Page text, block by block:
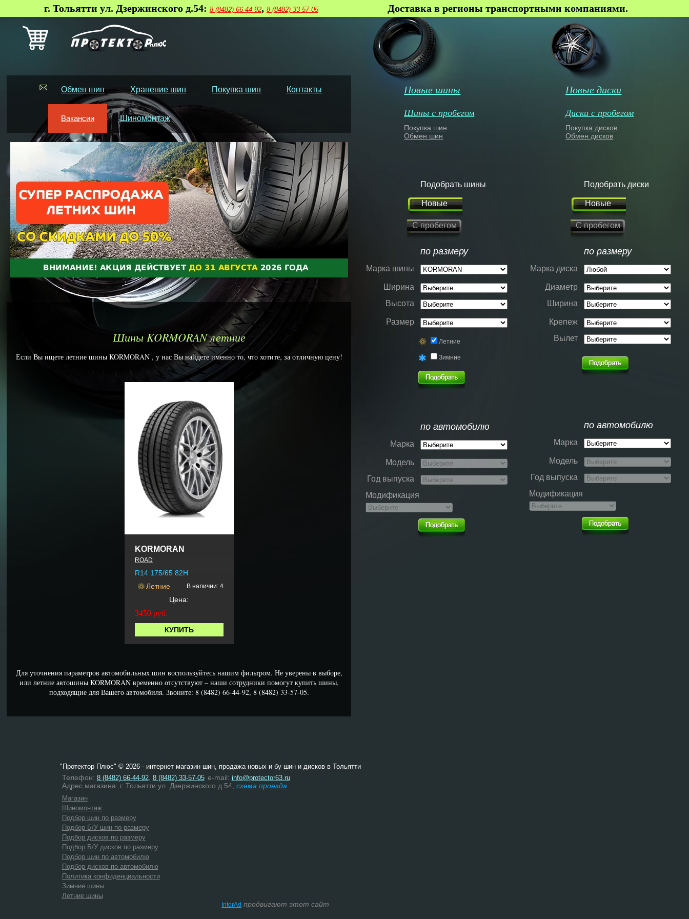
г. Тольятти ул. Дзержинского д.54: 8 (8482) 66-44-92, 8 (8482) 33-57-05 Доставка в регионы транспортными компаниями.
Обмен шин Хранение шин Покупка шин Контакты
Вакансии Шиномонтаж
Шины KORMORAN летние
Если Вы ищете летние шины KORMORAN , у нас Вы найдете именно то, что хотите, за отличную цену!
KORMORAN
ROAD
R14 175/65 82H
Летние
В наличии: 4
Цена:
3450 руб.
КУПИТЬ
Для уточнения параметров автомобильных шин воспользуйтесь нашим фильтром. Не уверены в выборе,
или летние автошины KORMORAN временно отсутствуют – наши сотрудники помогут купить шины,
подходящие для Вашего автомобиля. Звоните: 8 (8482) 66-44-92, 8 (8482) 33-57-05.
Новые шины
Шины с пробегом
Покупка шин
Обмен шин
Новые диски
Диски с пробегом
Покупка дисков
Обмен дисков
Подобрать шины
Новые
С пробегом
по размеру
Марка шины
Ширина
Высота
Размер
Летние
Зимние
по автомобилю
Марка
Модель
Год выпуска
Модификация
Подобрать диски
Новые
С пробегом
по размеру
Марка диска
Диаметр
Ширина
Крепеж
Вылет
по автомобилю
Марка
Модель
Год выпуска
Модификация
"Протектор Плюс" © 2026 - интернет магазин шин, продажа новых и бу шин и дисков в Тольятти
Телефон: 8 (8482) 66-44-92, 8 (8482) 33-57-05 e-mail: info@protector63.ru
Адрес магазина: г. Тольятти ул. Дзержинского д.54, схема проезда
Магазин
Шиномонтаж
Подбор шин по размеру
Подбор Б/У шин по размеру
Подбор дисков по размеру
Подбор Б/У дисков по размеру
Подбор шин по автомобилю
Подбор дисков по автомобилю
Политика конфиденциальности
Зимние шины
Летние шины
InterAd продвигают этот сайт